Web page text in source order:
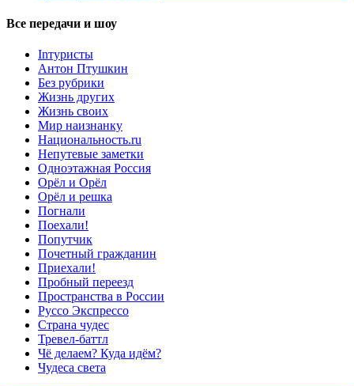
Все передачи и шоу
Inтуристы
Антон Птушкин
Без рубрики
Жизнь других
Жизнь своих
Мир наизнанку
Национальность.ru
Непутевые заметки
Одноэтажная Россия
Орёл и Орёл
Орёл и решка
Погнали
Поехали!
Попутчик
Почетный гражданин
Приехали!
Пробный переезд
Пространства в России
Руссо Экспрессо
Страна чудес
Тревел-баттл
Чё делаем? Куда идём?
Чудеса света